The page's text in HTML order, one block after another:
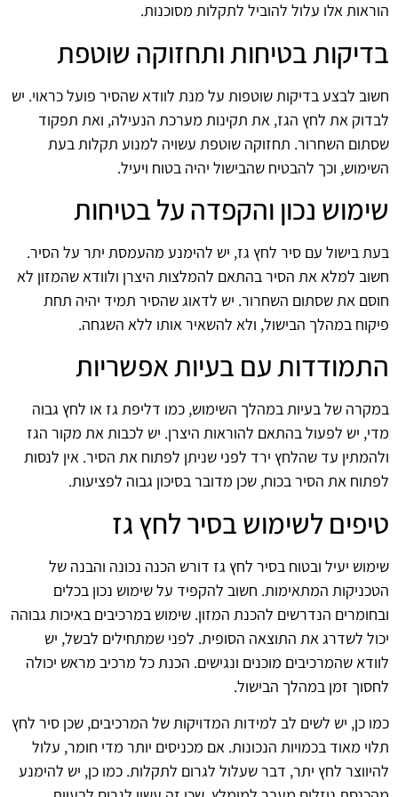
הוראות אלו עלול להוביל לתקלות מסוכנות.
בדיקות בטיחות ותחזוקה שוטפת
חשוב לבצע בדיקות שוטפות על מנת לוודא שהסיר פועל כראוי. יש
לבדוק את לחץ הגז, את תקינות מערכת הנעילה, ואת תפקוד
שסתום השחרור. תחזוקה שוטפת עשויה למנוע תקלות בעת
השימוש, וכך להבטיח שהבישול יהיה בטוח ויעיל.
שימוש נכון והקפדה על בטיחות
בעת בישול עם סיר לחץ גז, יש להימנע מהעמסת יתר על הסיר.
חשוב למלא את הסיר בהתאם להמלצות היצרן ולוודא שהמזון לא
חוסם את שסתום השחרור. יש לדאוג שהסיר תמיד יהיה תחת
פיקוח במהלך הבישול, ולא להשאיר אותו ללא השגחה.
התמודדות עם בעיות אפשריות
במקרה של בעיות במהלך השימוש, כמו דליפת גז או לחץ גבוה
מדי, יש לפעול בהתאם להוראות היצרן. יש לכבות את מקור הגז
ולהמתין עד שהלחץ ירד לפני שניתן לפתוח את הסיר. אין לנסות
לפתוח את הסיר בכוח, שכן מדובר בסיכון גבוה לפציעות.
טיפים לשימוש בסיר לחץ גז
שימוש יעיל ובטוח בסיר לחץ גז דורש הכנה נכונה והבנה של
הטכניקות המתאימות. חשוב להקפיד על שימוש נכון בכלים
ובחומרים הנדרשים להכנת המזון. שימוש במרכיבים באיכות גבוהה
יכול לשדרג את התוצאה הסופית. לפני שמתחילים לבשל, יש
לוודא שהמרכיבים מוכנים ונגישים. הכנת כל מרכיב מראש יכולה
לחסוך זמן במהלך הבישול.
כמו כן, יש לשים לב למידות המדויקות של המרכיבים, שכן סיר לחץ
תלוי מאוד בכמויות הנכונות. אם מכניסים יותר מדי חומר, עלול
להיווצר לחץ יתר, דבר שעלול לגרום לתקלות. כמו כן, יש להימנע